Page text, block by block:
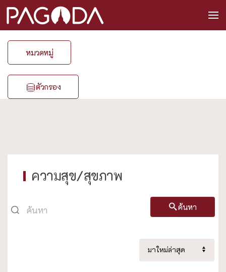
หมวดหมู่
ตัวกรอง
ความสุข/สุขภาพ
ค้นหา